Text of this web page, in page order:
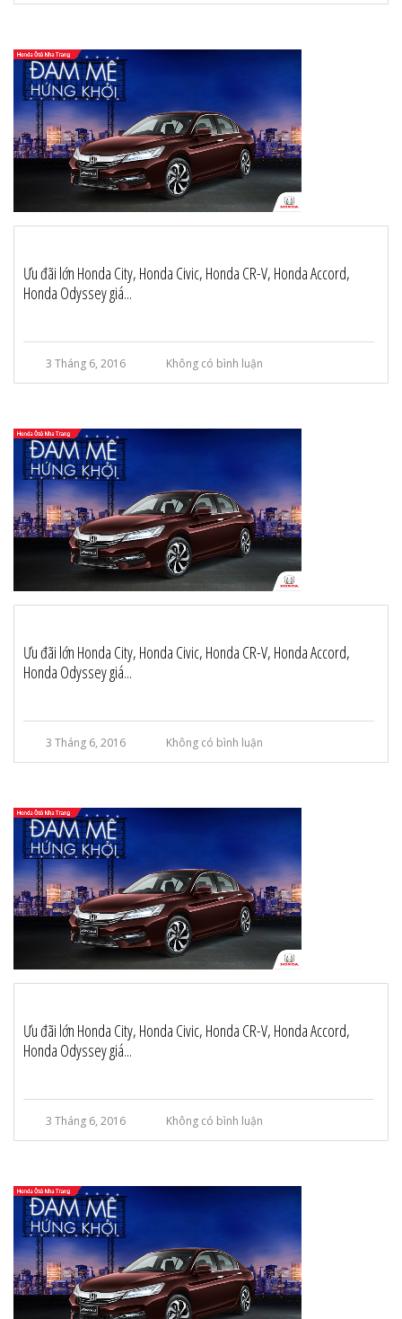
Ưu đãi lớn Honda City, Honda Civic, Honda CR-V, Honda Accord,
Honda Odyssey giá...
3 Tháng 6, 2016 Không có bình luận
Ưu đãi lớn Honda City, Honda Civic, Honda CR-V, Honda Accord,
Honda Odyssey giá...
3 Tháng 6, 2016 Không có bình luận
Ưu đãi lớn Honda City, Honda Civic, Honda CR-V, Honda Accord,
Honda Odyssey giá...
3 Tháng 6, 2016 Không có bình luận